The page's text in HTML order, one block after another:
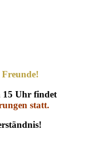
15 Uhr findet
statt.